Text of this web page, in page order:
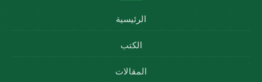
الرئيسية
الكتب
المقالات